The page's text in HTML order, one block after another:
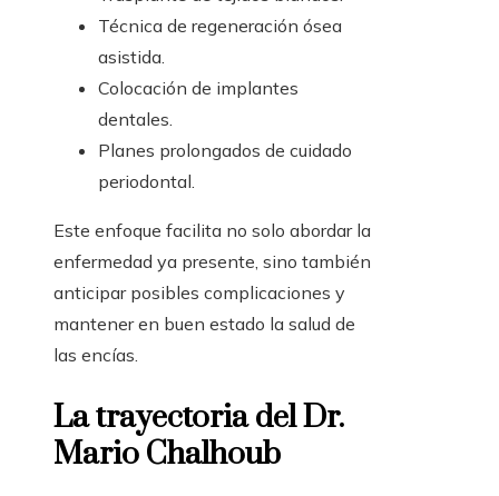
Técnica de regeneración ósea
asistida.
Colocación de implantes
dentales.
Planes prolongados de cuidado
periodontal.
Este enfoque facilita no solo abordar la
enfermedad ya presente, sino también
anticipar posibles complicaciones y
mantener en buen estado la salud de
las encías.
La trayectoria del Dr.
Mario Chalhoub